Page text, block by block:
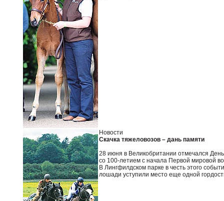
Новости
Скачка тяжеловозов – дань памяти
28 июня в Великобритании отмечался
со 100-летием с начала Первой мировой
В Лингфилдском парке в честь этого
лошади уступили место еще одной